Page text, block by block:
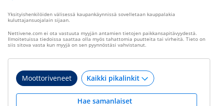
Yksityishenkilöiden välisessä kaupankäynnissä sovelletaan kauppalakia
kuluttajansuojalain sijaan.
Nettivene.com ei ota vastuuta myyjän antamien tietojen paikkansapitävyydestä.
Ilmoitetuissa tiedoissa saattaa olla myös tahattomia puutteita tai virheitä. Tieto on
siis sitova vasta kun myyjä on sen pyynnöstäsi vahvistanut.
Moottoriveneet
Hae samanlaiset